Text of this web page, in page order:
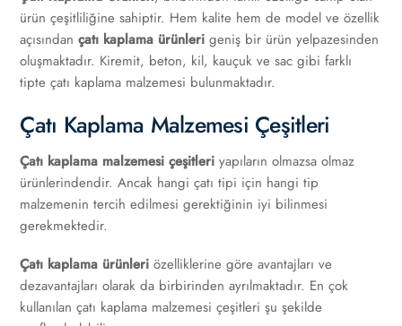
ürün çeşitliliğine sahiptir. Hem kalite hem de model ve özellik
açısındançatı kaplama ürünleri geniş bir ürün yelpazesinden
oluşmaktadır. Kiremit, beton, kil, kauçuk ve sac gibi farklı
tipte çatı kaplama malzemesi bulunmaktadır.
Çatı Kaplama Malzemesi Çeşitleri
Çatı kaplama malzemesi çeşitleri yapıların olmazsa olmaz
ürünlerindendir. Ancak hangi çatı tipi için hangi tip
malzemenin tercih edilmesi gerektiğinin iyi bilinmesi
gerekmektedir.
Çatı kaplama ürünleri özelliklerine göre avantajları ve
dezavantajları olarak da birbirinden ayrılmaktadır. En çok
kullanılan çatı kaplama malzemesi çeşitleri şu şekilde